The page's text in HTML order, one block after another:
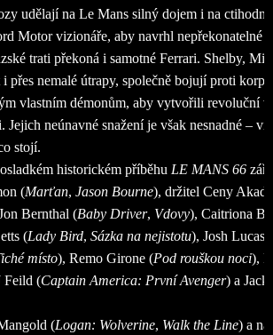
udělají na Le Mans silný dojem i na
Motor vizionáře, aby navrhl nepřekonatelné
trati překoná i samotné Ferrari. Shelby,
přes nemalé útrapy, společně bojují proti
vlastním démonům, aby vytvořili revoluční
Jejich neúnavné snažení je však nesnadné –
stojí.
historickém příběhu LE MANS 66
(Marťan, Jason Bourne), držitel Ceny
Bernthal (Baby Driver, Vdovy), Caitriona
(Lady Bird, Sázka na nejistotu), Josh Lucas
místo), Remo Girone (Pod rouškou noci),
Feild (Captain America: První Avenger) a
(Logan: Wolverine, Walk the Line) a